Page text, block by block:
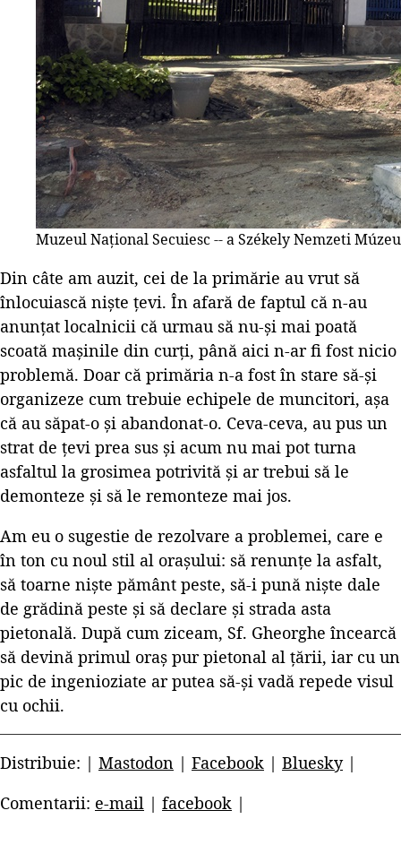
Muzeul Național Secuiesc -- a Székely Nemzeti
Din câte am auzit, cei de la primărie au vrut să
înlocuiască niște țevi. În afară de faptul că n-au
anunțat localnicii că urmau să nu-și mai poată
scoată mașinile din curți, până aici n-ar fi fost nicio
problemă. Doar că primăria n-a fost în stare să-și
organizeze cum trebuie echipele de muncitori, așa
că au săpat-o și abandonat-o. Ceva-ceva, au pus un
strat de țevi prea sus și acum nu mai pot turna
asfaltul la grosimea potrivită și ar trebui să le
demonteze și să le remonteze mai jos.
Am eu o sugestie de rezolvare a problemei, care e
în ton cu noul stil al orașului: să renunțe la asfalt,
să toarne niște pământ peste, să-i pună niște dale
de grădină peste și să declare și strada asta
pietonală. După cum ziceam, Sf. Gheorghe încearcă
să devină primul oraș pur pietonal al țării, iar cu un
pic de ingenioziate ar putea să-și vadă repede visul
cu ochii.
Distribuie: | Mastodon | Facebook | Bluesky|
Comentarii: e-mail | facebook |